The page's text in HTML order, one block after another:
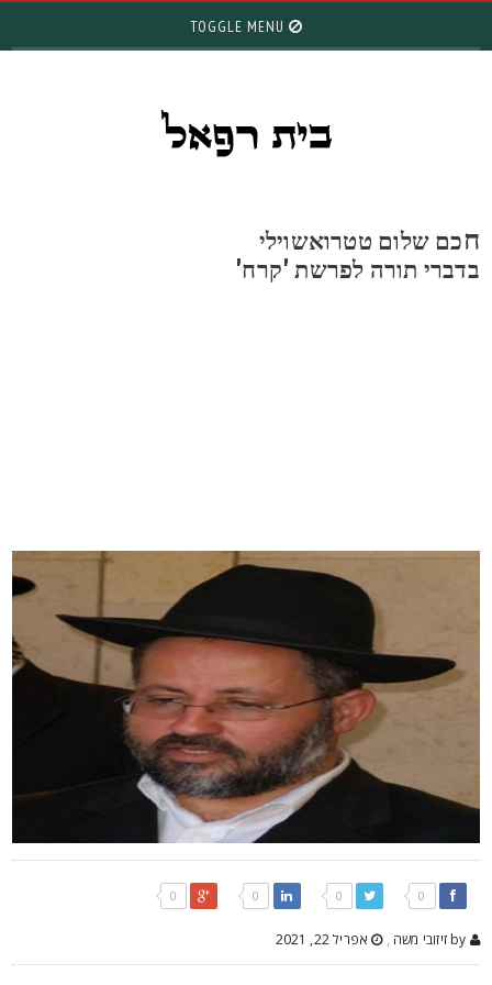
TOGGLE MENU
כם שלום טטרואשוילי
תורה לפרשת 'קרח'
, אפריל 22, 2021